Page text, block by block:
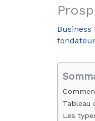
Tableau
Les